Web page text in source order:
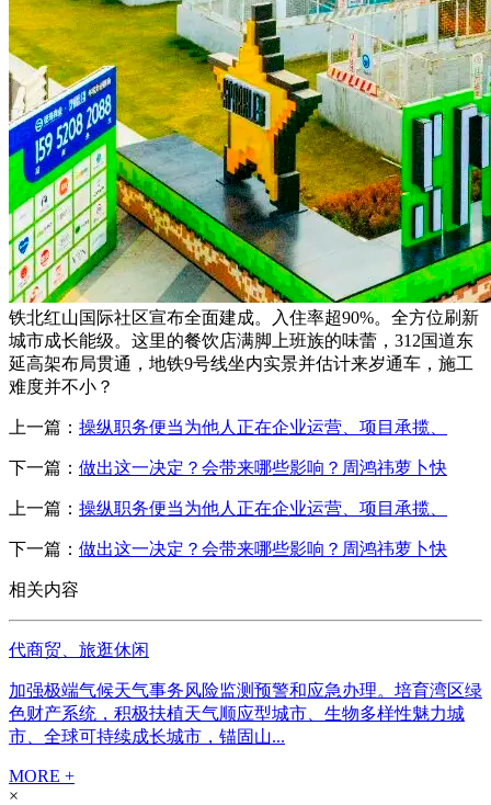
铁北红山国际社区宣布全面建成。入住率超90%。全方位刷新
城市成长能级。这里的餐饮店满脚上班族的味蕾，312国道东
延高架布局贯通，地铁9号线坐内实景并估计来岁通车，施工
难度并不小？
上一篇： 操纵职务便当为他人正在企业运营、项目承揽、
下一篇： 做出这一决定？会带来哪些影响？周鸿祎萝卜快
上一篇： 操纵职务便当为他人正在企业运营、项目承揽、
下一篇： 做出这一决定？会带来哪些影响？周鸿祎萝卜快
相关内容
代商贸、旅逛休闲
加强极端气候天气事务风险监测预警和应急办理。培育湾区绿
色财产系统，积极扶植天气顺应型城市、生物多样性魅力城
市、全球可持续成长城市，锚固山...
MORE +
×